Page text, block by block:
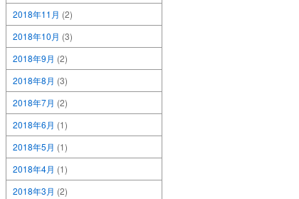
2018年11月 (2)
2018年10月 (3)
2018年9月 (2)
2018年8月 (3)
2018年7月 (2)
2018年6月 (1)
2018年5月 (1)
2018年4月 (1)
2018年3月 (2)